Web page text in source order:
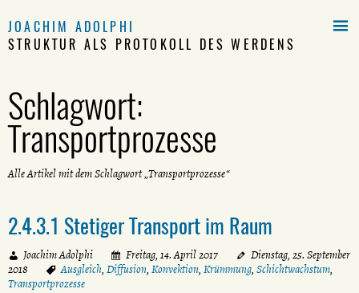
JOACHIM ADOLPHI
STRUKTUR ALS PROTOKOLL DES WERDENS
Schlagwort:
Transportprozesse
Alle Artikel mit dem Schlagwort „Transportprozesse“
2.4.3.1 Stetiger Transport im Raum
Joachim Adolphi Freitag, 14. April 2017
Dienstag, 25. September
2018
Ausgleich, Diffusion, Konvektion, Krümmung, Schichtwachstum,
Transportprozesse
